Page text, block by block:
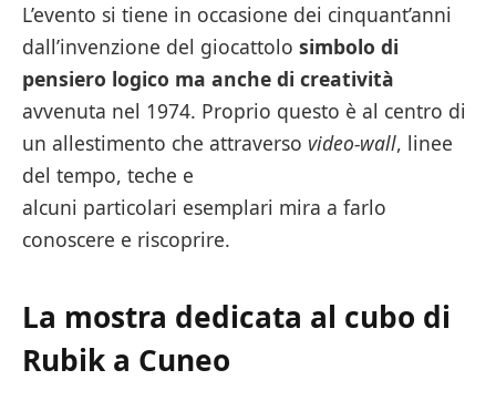
L’evento si tiene in occasione dei cinquant’anni
dall’invenzione del giocattolo simbolo di
pensiero logico ma anche di creatività
avvenuta nel 1974. Proprio questo è al centro di
un allestimento che attraverso video-wall, linee
del tempo, teche e
alcuni particolari esemplari mira a farlo
conoscere e riscoprire.
La mostra dedicata al cubo di
Rubik a Cuneo